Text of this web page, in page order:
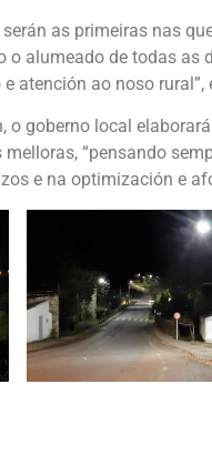
as primeiras nas
o alumeado de todas as
atención ao noso
o goberno local
“pensando
e na optimización e